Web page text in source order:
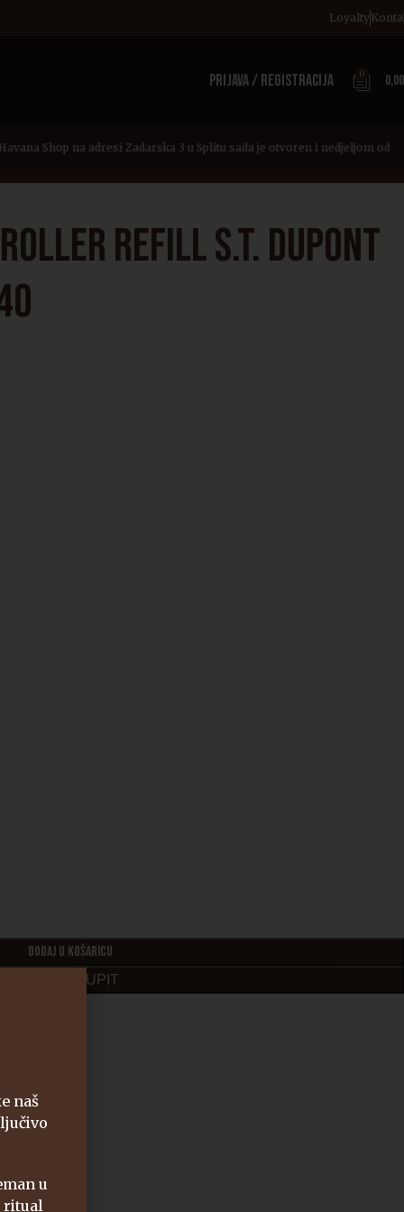
Loyalty
PRIJAVA / REGISTRACIJA 0
Shop na adresi Zadarska 3 u Splitu sada je otvoren i nedjeljom od 12
REFILL S.T. DUPONT
DODAJ U KOŠARICU
POŠALJI UPIT
naš
u
ritual